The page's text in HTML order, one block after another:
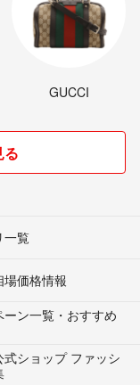
GUCCI
る
一覧
場価格情報
ーン一覧・おすすめ
式ショップ ファッシ